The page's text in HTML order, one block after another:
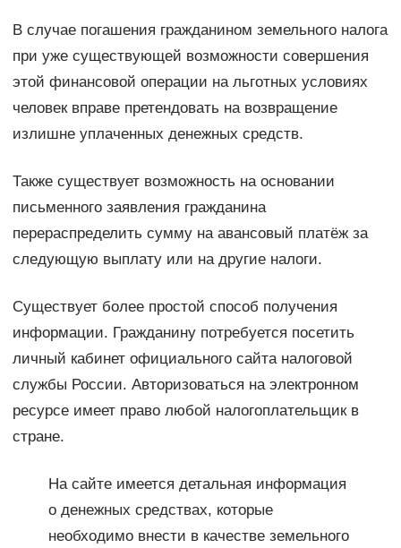
В случае погашения гражданином земельного налога
при уже существующей возможности совершения
этой финансовой операции на льготных условиях
человек вправе претендовать на возвращение
излишне уплаченных денежных средств.
Также существует возможность на основании
письменного заявления гражданина
перераспределить сумму на авансовый платёж за
следующую выплату или на другие налоги.
Существует более простой способ получения
информации. Гражданину потребуется посетить
личный кабинет официального сайта налоговой
службы России. Авторизоваться на электронном
ресурсе имеет право любой налогоплательщик в
стране.
На сайте имеется детальная информация
о денежных средствах, которые
необходимо внести в качестве земельного